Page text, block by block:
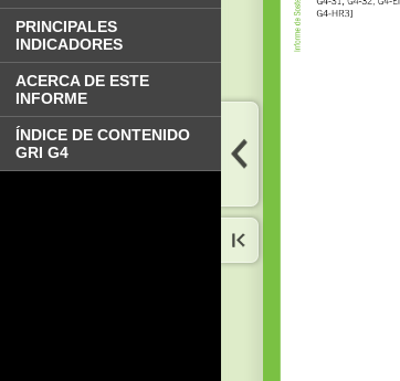
PRINCIPALES
INDICADORES
ACERCA DE ESTE
INFORME
ÍNDICE DE CONTENIDO
GRI G4